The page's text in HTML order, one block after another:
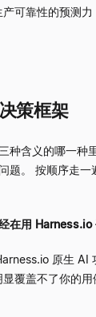
产可靠性的预测
策框架
种含义的哪一种
题。 按顺序走
在用 Harness.io
原生 AI
覆盖不了你的